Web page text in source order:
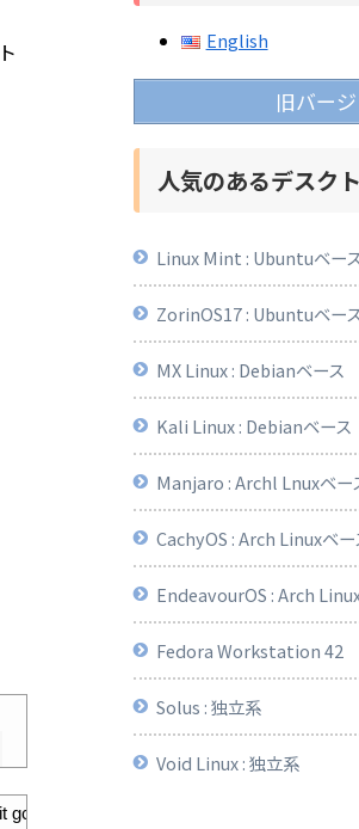
c++ libunwind-devel cmake hwloc-
English
旧バー
人気のあるデスク
Linux Mint : Ubuntuベース
ZorinOS17 : Ubuntuベース
MX Linux : Debianベース
Kali Linux : Debianベース
Manjaro : Archl Lnuxベー
CachyOS : Arch Linuxベー
EndeavourOS : Arch
Fedora Workstation 42
Solus : 独立系
Void Linux : 独立系